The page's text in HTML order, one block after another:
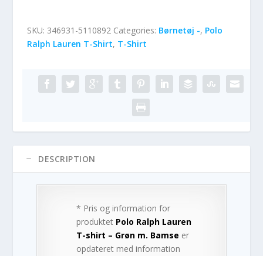
SKU: 346931-5110892 Categories: Børnetøj -, Polo
Ralph Lauren T-Shirt, T-Shirt
DESCRIPTION
* Pris og information for
produktet Polo Ralph Lauren
T-shirt – Grøn m. Bamse er
opdateret med information